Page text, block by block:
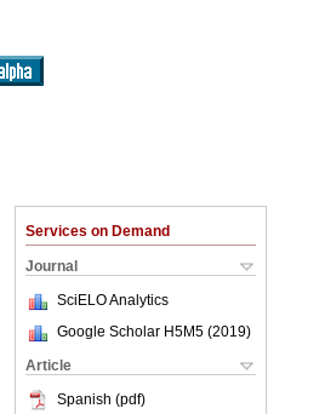
Services on Demand
Journal
SciELO Analytics
Google Scholar H5M5 (2019)
Article
Spanish (pdf)